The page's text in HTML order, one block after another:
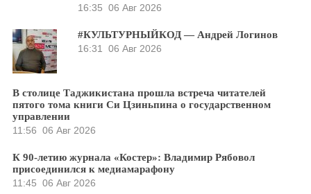
16:35 06 Авг 2026
#КУЛЬТУРНЫЙКОД — Андрей Логинов
16:31
06 Авг 2026
В столице Таджикистана прошла встреча читателей
пятого тома книги Си Цзиньпина о государственном
управлении
11:56 06 Авг 2026
К 90-летию журнала «Костер»: Владимир Рябовол
присоединился к медиамарафону
11:45 06 Авг 2026